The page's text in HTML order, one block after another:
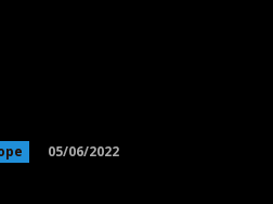
05/06/2022